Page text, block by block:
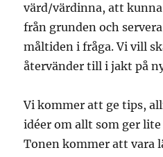
värd/värdinna, att
från grunden och
måltiden i fråga. Vi vill
återvänder till i jakt på
Vi kommer att ge tips,
idéer om allt som ger
Tonen kommer att vara